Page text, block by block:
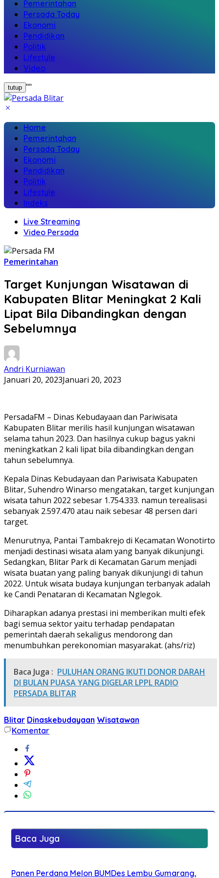
Pemerintahan
Persada Today
Ekonomi
Pendidikan
Politik
Lifestyle
Video
tutup ""
Home
Pemerintahan
Persada Today
Ekonomi
Pendidikan
Politik
Lifestyle
Indeks
Live Streaming
Video Persada
Pemerintahan
Target Kunjungan Wisatawan di
Kabupaten Blitar Meningkat 2 Kali
Lipat Bila Dibandingkan dengan
Sebelumnya
Andri Kurniawan
Januari 20, 2023Januari 20, 2023
PersadaFM – Dinas Kebudayaan dan Pariwisata
Kabupaten Blitar merilis hasil kunjungan wisatawan
selama tahun 2023. Dan hasilnya cukup bagus yakni
meningkatkan 2 kali lipat bila dibandingkan dengan
tahun sebelumnya.
Kepala Dinas Kebudayaan dan Pariwisata Kabupaten
Blitar, Suhendro Winarso mengatakan, target kunjungan
wisata tahun 2022 sebesar 1.754.333. namun terealisasi
sebanyak 2.597.470 atau naik sebesar 48 persen dari
target.
Menurutnya, Pantai Tambakrejo di Kecamatan Wonotirto
menjadi destinasi wisata alam yang banyak dikunjungi.
Sedangkan, Blitar Park di Kecamatan Garum menjadi
wisata buatan yang paling banyak dikunjungi di tahun
2022. Untuk wisata budaya kunjungan terbanyak adalah
ke Candi Penataran di Kecamatan Nglegok.
Diharapkan adanya prestasi ini memberikan multi efek
bagi semua sektor yaitu terhadap pendapatan
pemerintah daerah sekaligus mendorong dan
menumbuhkan perekonomian masyarakat. (ahs/riz)
Baca Juga : PULUHAN ORANG IKUTI DONOR DARAH
DI BULAN PUASA YANG DIGELAR LPPL RADIO
PERSADA BLITAR
Blitar Dinaskebudayaan Wisatawan
Komentar
Baca Juga
Panen Perdana Melon BUMDes Lembu Gumarang,